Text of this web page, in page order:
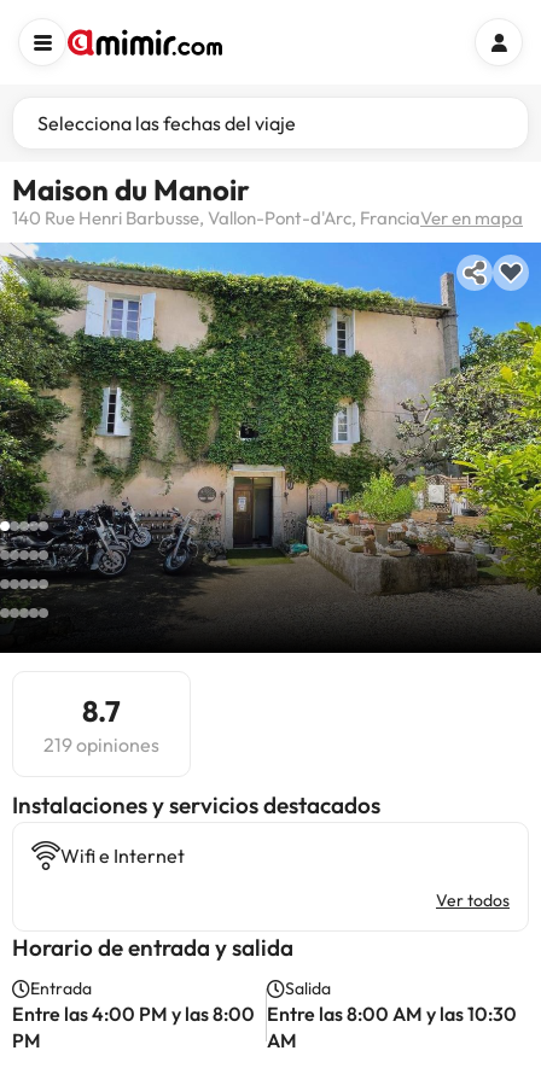
Selecciona las fechas del viaje
Maison du Manoir
140 Rue Henri Barbusse, Vallon-Pont-d'Arc, FranciaVer en mapa
8.7
219 opiniones
Instalaciones y servicios destacados
Wifi e Internet
Ver todos
Horario de entrada y salida
Entrada
Entre las 4:00 PM y las 8:00
PM
Salida
Entre las 8:00 AM y las 10:30
AM